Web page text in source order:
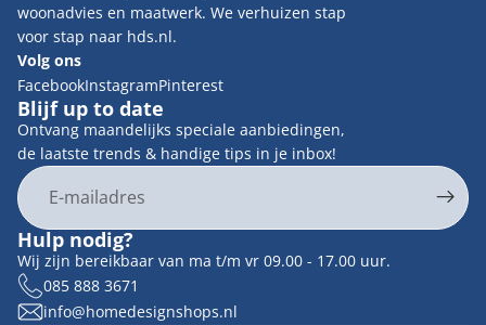
woonadvies en maatwerk. We verhuizen stap
voor stap naar hds.nl.
Volg ons
FacebookInstagramPinterest
Blijf up to date
Ontvang maandelijks speciale aanbiedingen,
de laatste trends & handige tips in je inbox!
E-mail
Hulp nodig?
Wij zijn bereikbaar van ma t/m vr 09.00 - 17.00 uur.
085 888 3671
info@homedesignshops.nl
Contactgegevens
Terugbetalingsbeleid
Algemene voorwaarden